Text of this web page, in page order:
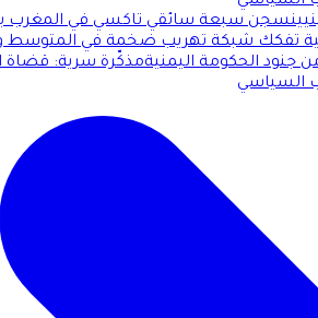
سجن سبعة سائقي تاكسي في المغرب
تفكك شبكة تهريب ضخمة في المتوسط وتعتقل
الحكومة اليمنيةمذكّرة سرية: قضاة
السياسي